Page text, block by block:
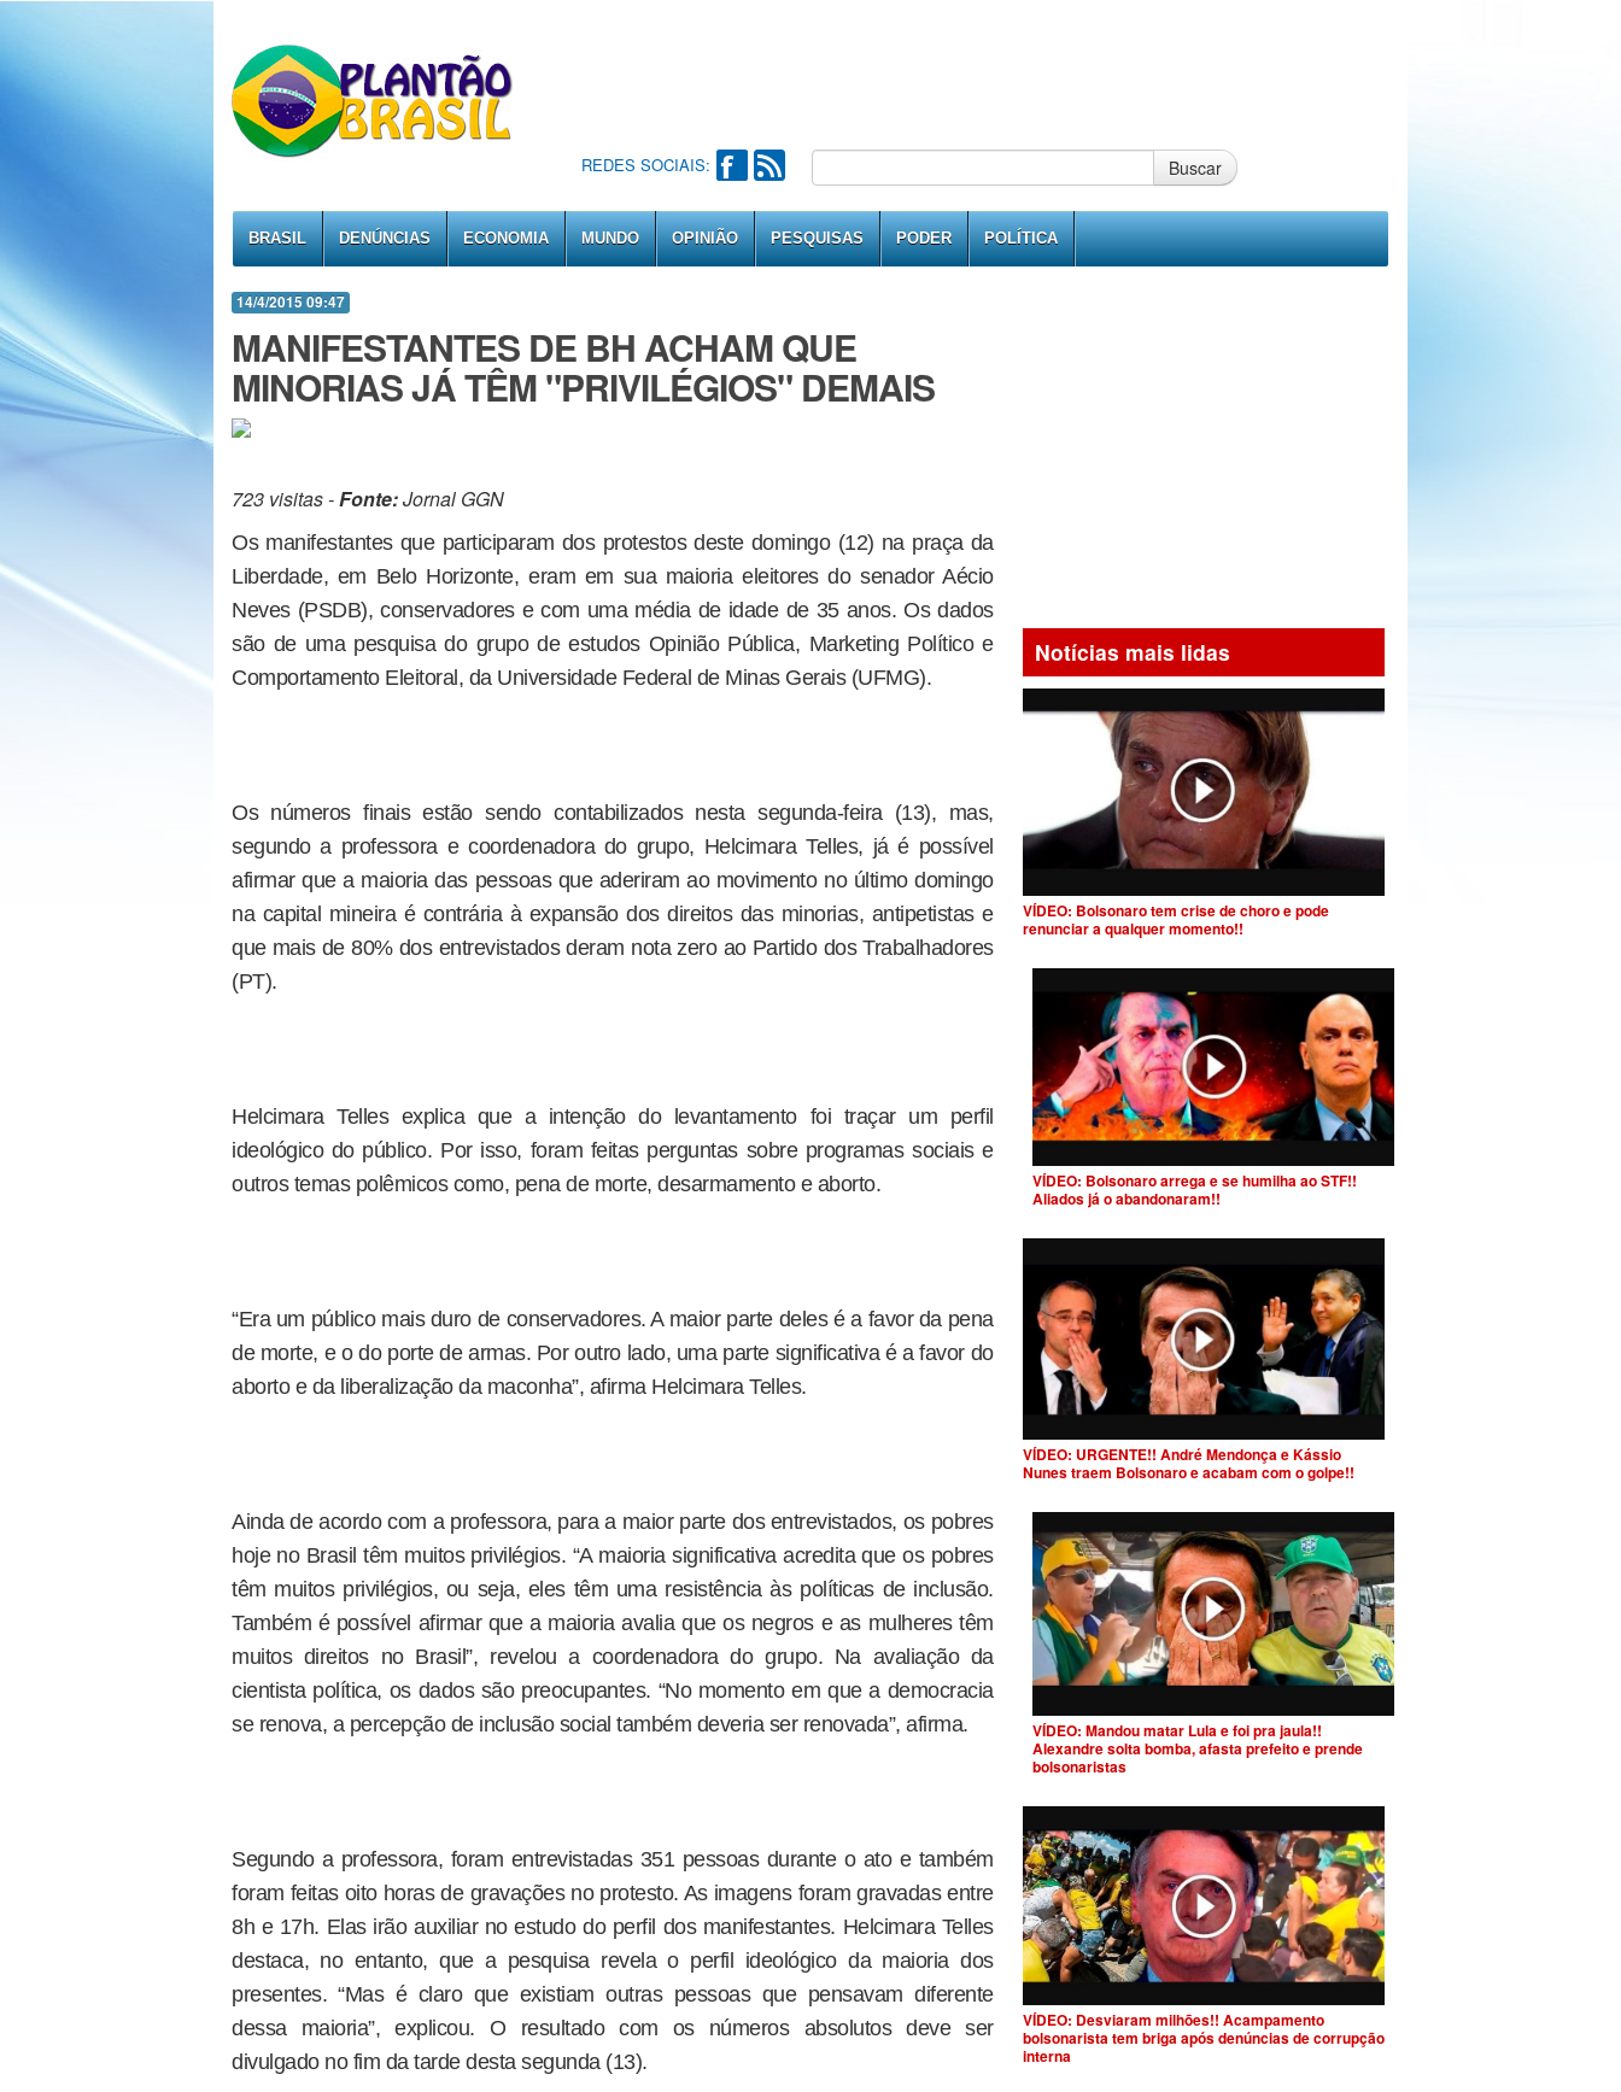
REDES SOCIAIS: Buscar
BRASIL DENÚNCIAS ECONOMIA MUNDO OPINIÃO PESQUISAS PODER POLÍTICA
14/4/2015 09:47
MANIFESTANTES DE BH ACHAM QUE
MINORIAS JÁ TÊM "PRIVILÉGIOS" DEMAIS
723 visitas -Fonte:Jornal GGN
Os manifestantes que participaram dos protestos deste domingo (12) na praça da
Liberdade, em Belo Horizonte, eram em sua maioria eleitores do senador Aécio
Neves (PSDB), conservadores e com uma média de idade de 35 anos. Os dados
são de uma pesquisa do grupo de estudos Opinião Pública, Marketing Político e
Comportamento Eleitoral, da Universidade Federal de Minas Gerais (UFMG).
Os números finais estão sendo contabilizados nesta segunda-feira (13), mas,
segundo a professora e coordenadora do grupo, Helcimara Telles, já é possível
afirmar que a maioria das pessoas que aderiram ao movimento no último domingo
na capital mineira é contrária à expansão dos direitos das minorias, antipetistas e
que mais de 80% dos entrevistados deram nota zero ao Partido dos Trabalhadores
(PT).
Helcimara Telles explica que a intenção do levantamento foi traçar um perfil
ideológico do público. Por isso, foram feitas perguntas sobre programas sociais e
outros temas polêmicos como, pena de morte, desarmamento e aborto.
“Era um público mais duro de conservadores. A maior parte deles é a favor da pena
de morte, e o do porte de armas. Por outro lado, uma parte significativa é a favor do
aborto e da liberalização da maconha”, afirma Helcimara Telles.
Ainda de acordo com a professora, para a maior parte dos entrevistados, os pobres
hoje no Brasil têm muitos privilégios. “A maioria significativa acredita que os pobres
têm muitos privilégios, ou seja, eles têm uma resistência às políticas de inclusão.
Também é possível afirmar que a maioria avalia que os negros e as mulheres têm
muitos direitos no Brasil”, revelou a coordenadora do grupo. Na avaliação da
cientista política, os dados são preocupantes. “No momento em que a democracia
se renova, a percepção de inclusão social também deveria ser renovada”, afirma.
Segundo a professora, foram entrevistadas 351 pessoas durante o ato e também
foram feitas oito horas de gravações no protesto. As imagens foram gravadas entre
8h e 17h. Elas irão auxiliar no estudo do perfil dos manifestantes. Helcimara Telles
destaca, no entanto, que a pesquisa revela o perfil ideológico da maioria dos
presentes. “Mas é claro que existiam outras pessoas que pensavam diferente
dessa maioria”, explicou. O resultado com os números absolutos deve ser
divulgado no fim da tarde desta segunda (13).
Notícias mais lidas
VÍDEO: Bolsonaro tem crise de choro e pode
renunciar a qualquer momento!!
VÍDEO: Bolsonaro arrega e se humilha ao STF!!
Aliados já o abandonaram!!
VÍDEO: URGENTE!! André Mendonça e Kássio
Nunes traem Bolsonaro e acabam com o golpe!!
VÍDEO: Mandou matar Lula e foi pra jaula!!
Alexandre solta bomba, afasta prefeito e prende
bolsonaristas
VÍDEO: Desviaram milhões!! Acampamento
bolsonarista tem briga após denúncias de corrupção
interna